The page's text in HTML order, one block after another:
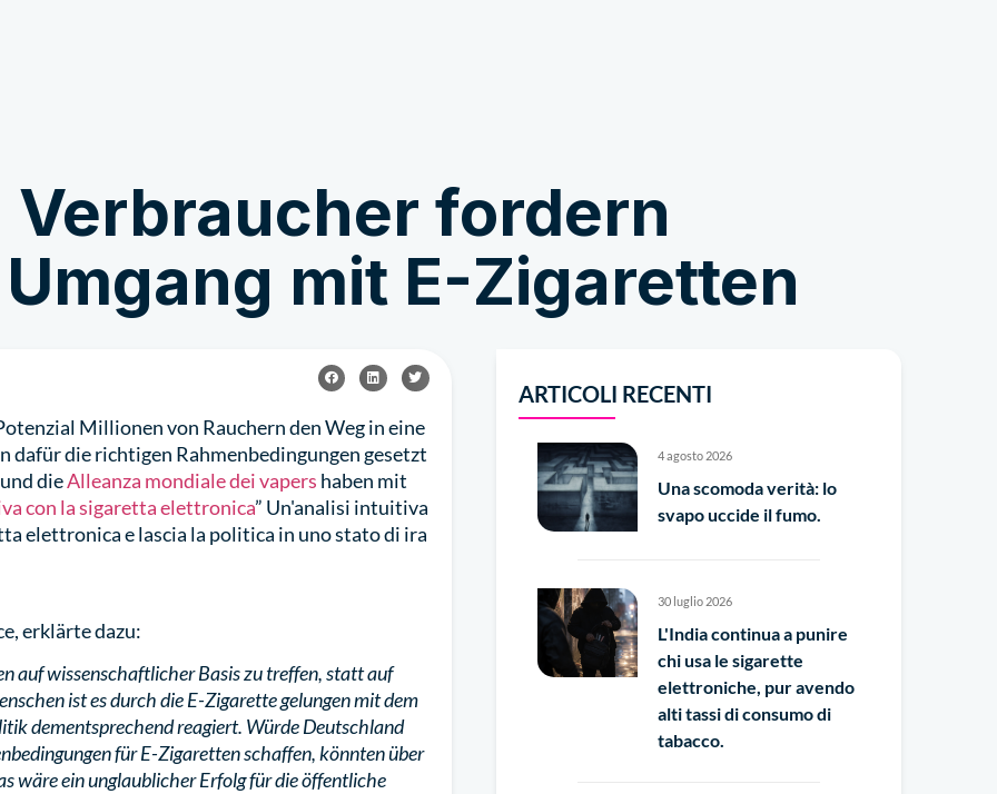
fordern
mit E-Zigaretten
Millionen von Rauchern den Weg in eine
dafür die richtigen Rahmenbedingungen gesetzt
dieAlleanza mondiale dei vapers haben mit
con la sigaretta elettronica” Un'analisi intuitiva
elettronica e lascia la politica in uno stato di ira
erklärte dazu:
auf wissenschaftlicher Basis zu treffen, statt auf
ist es durch die E-Zigarette gelungen mit dem
dementsprechend reagiert. Würde Deutschland
für E-Zigaretten schaffen, könnten über
wäre ein unglaublicher Erfolg für die öffentliche
ARTICOLI RECENTI
4 agosto 2026
Una scomoda verità: lo
svapo uccide il fumo.
30 luglio 2026
L'India continua a punire
chi usa le sigarette
elettroniche, pur avendo
alti tassi di consumo di
tabacco.